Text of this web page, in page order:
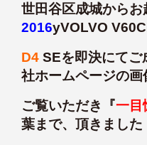
世田谷区成城からお
2016yVOLVO
D4 SEを即決にてご
社ホームページの画
ご覧いただき『一目
葉まで、頂きました